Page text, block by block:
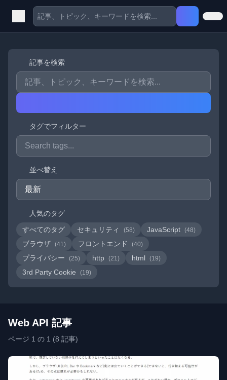
記事を検索
タグでフィルター
並べ替え
人気のタグ
すべてのタグ
セキュリティ (58) JavaScript (48)
ブラウザ (41) フロントエンド (40)
プライバシー (25) http (21) html (19)
3rd Party Cookie (19)
Web API 記事
ページ 1 の 1 (8 記事)